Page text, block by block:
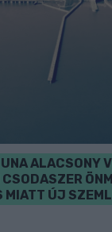
ALACSONY
MIATT ÚJ